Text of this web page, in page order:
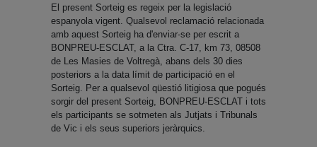
El present Sorteig es regeix per la legislació
espanyola vigent. Qualsevol reclamació relacionada
amb aquest Sorteig ha d'enviar-se per escrit a
BONPREU-ESCLAT, a la Ctra. C-17, km 73, 08508
de Les Masies de Voltregà, abans dels 30 dies
posteriors a la data límit de participació en el
Sorteig. Per a qualsevol qüestió litigiosa que pogués
sorgir del present Sorteig, BONPREU-ESCLAT i tots
els participants se sotmeten als Jutjats i Tribunals
de Vic i els seus superiors jeràrquics.